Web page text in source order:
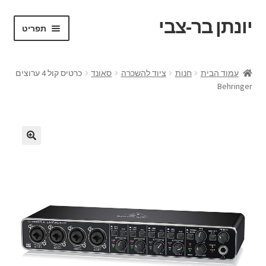
דלג
לניווט
לדלג
לתוכן
יונתן בר-צבי תפריט
Portfolio
בלוג ומדריכים
החשבון שלי
עמוד הבית חנות ציוד להשכרה סאונד
כרטיס קול 4 ערוצים
Behringer